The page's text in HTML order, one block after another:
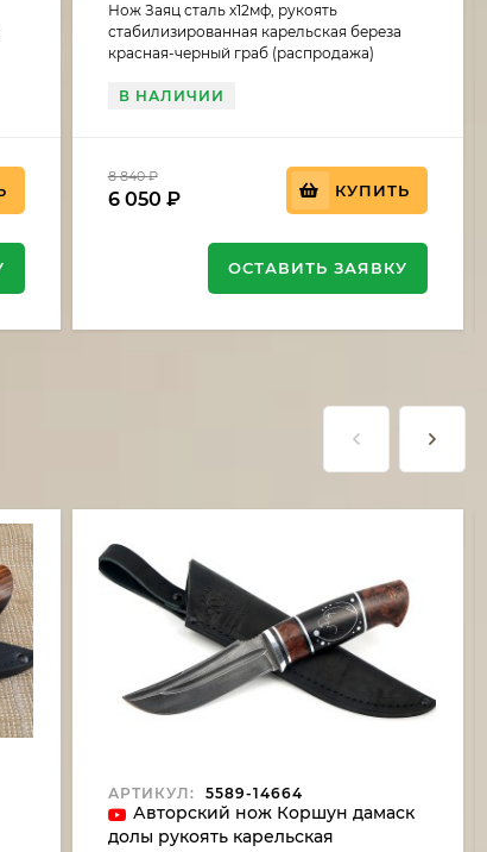
(распродажа)
Нож Заяц сталь х12мф, рукоять
стабилизированная карельская береза
красная-черный граб (распродажа)
В НАЛИЧИИ
8 840₽
6 050 ₽ КУПИТЬ
ОСТАВИТЬ ЗАЯВКУ
АРТИКУЛ: 5589-14664
Авторский нож Коршун дамаск
долы рукоять карельская